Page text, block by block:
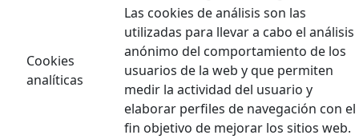
Cookies
analíticas
Las cookies de análisis son las
utilizadas para llevar a cabo el análisis
anónimo del comportamiento de los
usuarios de la web y que permiten
medir la actividad del usuario y
elaborar perfiles de navegación con el
fin objetivo de mejorar los sitios web.